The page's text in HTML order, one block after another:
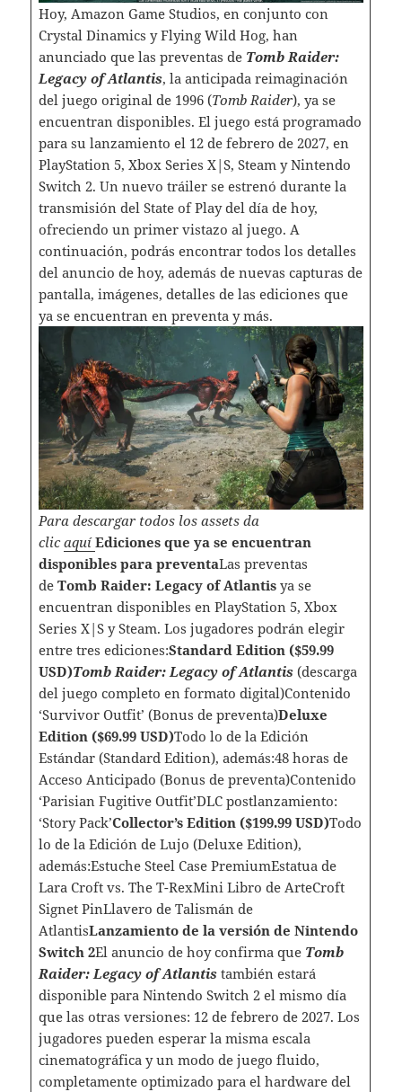
Hoy, Amazon Game Studios, en conjunto con
Crystal Dinamics y Flying Wild Hog, han
anunciado que las preventas de Tomb Raider:
Legacy of Atlantis, la anticipada reimaginación
del juego original de 1996 (Tomb Raider), ya se
encuentran disponibles. El juego está programado
para su lanzamiento el 12 de febrero de 2027, en
PlayStation 5, Xbox Series X|S, Steam y Nintendo
Switch 2. Un nuevo tráiler se estrenó durante la
transmisión del State of Play del día de hoy,
ofreciendo un primer vistazo al juego. A
continuación, podrás encontrar todos los detalles
del anuncio de hoy, además de nuevas capturas de
pantalla, imágenes, detalles de las ediciones que
ya se encuentran en preventa y más.
Para descargar todos los assets da
clicaquíEdiciones que ya se encuentran
disponibles para preventaLas preventas
de Tomb Raider: Legacy of Atlantisya se
encuentran disponibles en PlayStation 5, Xbox
Series X|S y Steam. Los jugadores podrán elegir
entre tres ediciones:Standard Edition ($59.99
USD)Tomb Raider: Legacy of Atlantis (descarga
del juego completo en formato digital)Contenido
‘Survivor Outfit’ (Bonus de preventa)Deluxe
Edition ($69.99 USD)Todo lo de la Edición
Estándar (Standard Edition), además:48 horas de
Acceso Anticipado (Bonus de preventa)Contenido
‘Parisian Fugitive Outfit’DLC postlanzamiento:
‘Story Pack’Collector’s Edition ($199.99 USD)Todo
lo de la Edición de Lujo (Deluxe Edition),
además:Estuche Steel Case PremiumEstatua de
Lara Croft vs. The T-RexMini Libro de ArteCroft
Signet PinLlavero de Talismán de
AtlantisLanzamiento de la versión de Nintendo
Switch 2El anuncio de hoy confirma que Tomb
Raider: Legacy of Atlantistambién estará
disponible para Nintendo Switch 2 el mismo día
que las otras versiones: 12 de febrero de 2027. Los
jugadores pueden esperar la misma escala
cinematográfica y un modo de juego fluido,
completamente optimizado para el hardware del